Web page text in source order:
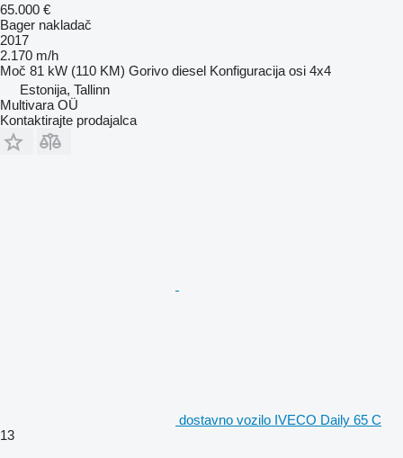
65.000 €
Bager nakladač
2017
2.170 m/h
Moč 81 kW (110 KM) Gorivo diesel Konfiguracija osi 4x4
Estonija, Tallinn
Multivara OÜ
Kontaktirajte prodajalca
dostavno vozilo IVECO Daily 65 C
13